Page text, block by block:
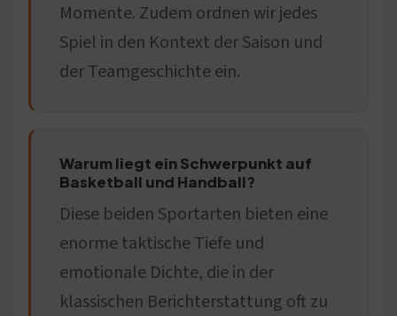
Momente. Zudem ordnen wir jedes
Spiel in den Kontext der Saison und
der Teamgeschichte ein.
Warum liegt ein Schwerpunkt auf
Basketball und Handball?
Diese beiden Sportarten bieten eine
enorme taktische Tiefe und
emotionale Dichte, die in der
klassischen Berichterstattung oft zu